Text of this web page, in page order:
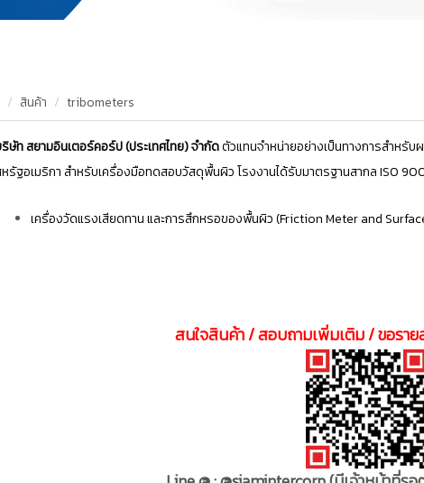
สินค้า tribometers
ษัท สยามอินเตอร์คอร์ป (ประเทศไทย) จำกัดตัวแทนจำหน่ายอย่างเป็นทางการสำหรั
รัฐอเมริกา สำหรับเครื่องมือทดสอบวัสดุพื้นผิวโรงงานได้รับมาตรฐานสากล ISO
เครื่องวัดแรงเสียดทาน และการสึกหรอของพื้นผิว (Friction Meter and
สนใจสินค้า / สอบถามเพิ่มเติม / ขอรา